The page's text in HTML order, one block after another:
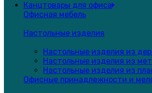
Канцтовары для офиса
Офисная мебель
Настольные изделия
Настольные изделия из
Настольные изделия из
Настольные изделия из
Офисные принадлежности и